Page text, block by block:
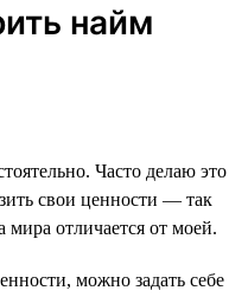
найм
Часто делаю это
свои ценности — так
мира отличается от моей.
можно задать себе